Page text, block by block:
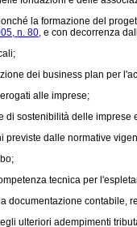
la formazione del
n. 80, e con decorrenza
dei business plan per
alle imprese;
sostenibilità delle imprese
dalle normative
tecnica per
contabile,
ulteriori adempimenti